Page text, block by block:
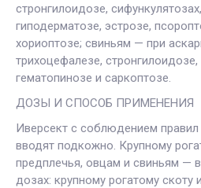
стронгилоидозе,
гиподерматозе, эстрозе,
хориоптозе; свиньям — при
трихоцефалезе, стронгилоидозе,
гематопинозе и саркоптозе.
ДОЗЫ И СПОСОБ ПРИМЕНЕНИЯ
Иверсект с соблюдением правил
вводят подкожно. Крупному
предплечья, овцам и свиньям —
дозах: крупному рогатому